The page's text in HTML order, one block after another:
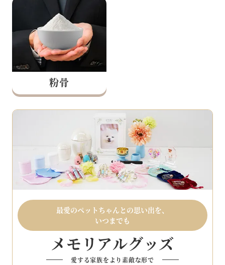
粉骨
最愛のペットちゃんとの思い出を、
いつまでも
メモリアルグッズ
愛する家族をより素敵な形で